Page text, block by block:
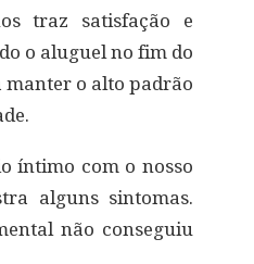
traz satisfação e
o aluguel no fim do
manter o alto padrão
íntimo com o nosso
alguns sintomas.
não conseguiu